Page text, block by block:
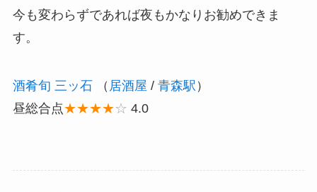
今も変わらずであれば夜もかなりお勧めできま
す。
酒肴旬 三ッ石（ 居酒屋 / 青森駅 ）
昼総合点★★★★☆ 4.0